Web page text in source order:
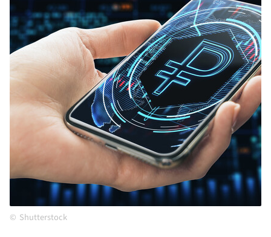
Shutterstock